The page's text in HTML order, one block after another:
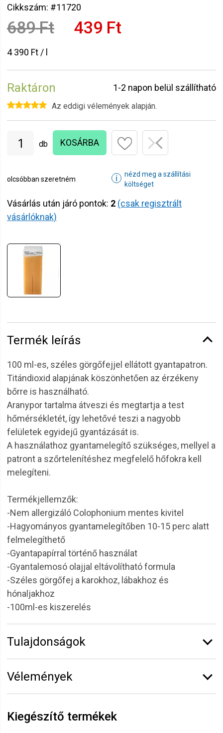
Cikkszám: #11720
689 Ft 439 Ft
4 390 Ft / l
Raktáron 1-2 napon belül szállítható
Az eddigi vélemények alapján.
db KOSÁRBA
olcsóbban szeretném ℹ
nézd meg a szállítási
költséget
Vásárlás után járó pontok: 2 (csak regisztrált
vásárlóknak)
Termék leírás
100 ml-es, széles görgőfejjel ellátott gyantapatron.
Titándioxid alapjának köszönhetően az érzékeny
bőrre is használható.
Aranypor tartalma átveszi és megtartja a test
hőmérsékletét, így lehetővé teszi a nagyobb
felületek egyidejű gyantázását is.
A használathoz gyantamelegítő szükséges, mellyel a
patront a szőrtelenítéshez megfelelő hőfokra kell
melegíteni.
Termékjellemzők:
-Nem allergizáló Colophonium mentes kivitel
-Hagyományos gyantamelegítőben 10-15 perc alatt
felmelegíthető
-Gyantapapírral történő használat
-Gyantalemosó olajjal eltávolítható formula
-Széles görgőfej a karokhoz, lábakhoz és
hónaljakhoz
-100ml-es kiszerelés
Tulajdonságok
Kiszerelés:
Vélemények
Erika
Kiegészítő termékek